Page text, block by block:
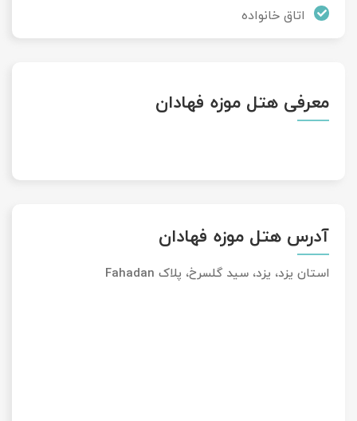
اتاق خانواده
معرفی هتل موزه فهادان
آدرس هتل موزه فهادان
استان یزد، یزد، سید گلسرخ، پلاک Fahadan